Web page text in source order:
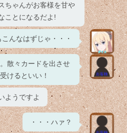
ちゃんがお客様を甘や
ことになるだよ!
こんなはずじゃ・・・
散々カードを出させ
けるといい！
ようですよ
・・・ハァ？